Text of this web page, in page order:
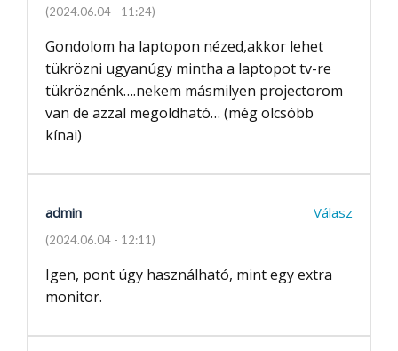
(2024.06.04 - 11:24)
Gondolom ha laptopon nézed,akkor lehet
tükrözni ugyanúgy mintha a laptopot tv-re
tükröznénk….nekem másmilyen projectorom
van de azzal megoldható… (még olcsóbb
kínai)
admin Válasz
(2024.06.04 - 12:11)
Igen, pont úgy használható, mint egy extra
monitor.